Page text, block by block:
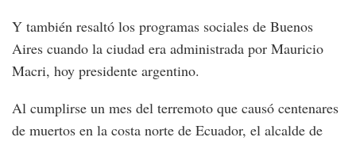
Y también resaltó los programas sociales de Buenos
Aires cuando la ciudad era administrada por Mauricio
Macri, hoy presidente argentino.
Al cumplirse un mes del terremoto que causó centenares
de muertos en la costa norte de Ecuador, el alcalde de